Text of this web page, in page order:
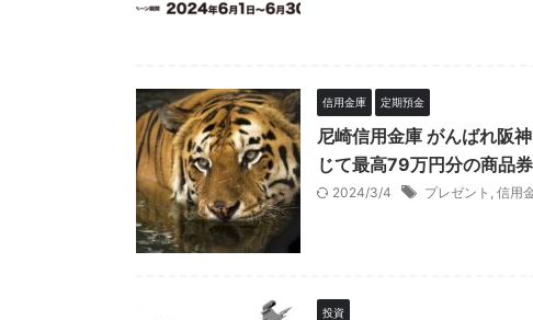
信用金庫 定期預金
尼崎信用金庫 がんばれ阪
じて最高79万円分の商品
2024/3/4 プレゼント , 信用
投資